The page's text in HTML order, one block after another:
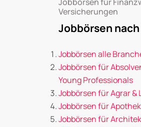
Versicherungen
Jobbörsen
Jobbörsen alle
Jobbörsen für
Young Professionals
Jobbörsen für Agrar
Jobbörsen für
Jobbörsen für